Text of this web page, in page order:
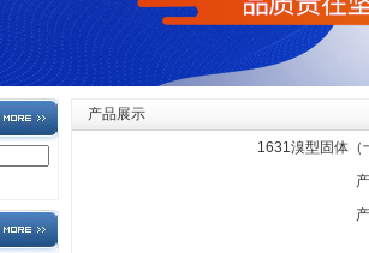
产品展示
1631溴型固体（